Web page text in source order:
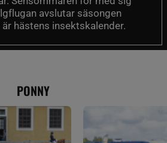
avslutar säsongen
hästens insektskalender.
PONNY